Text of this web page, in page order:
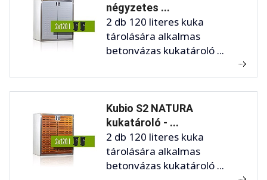
négyzetes ...
2 db 120 literes kuka
tárolására alkalmas
betonvázas kukatároló ...
Kubio S2 NATURA
kukatároló - ...
2 db 120 literes kuka
tárolására alkalmas
betonvázas kukatároló ...